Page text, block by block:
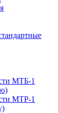
МТБ-1
МТР-1